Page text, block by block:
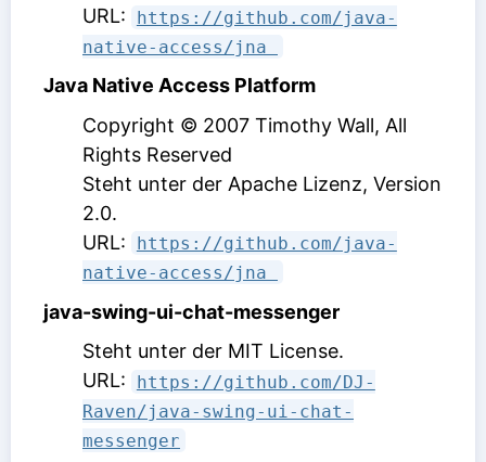
URL:
https://github.com/java-
native-access/jna
Java Native Access Platform
Copyright © 2007 Timothy Wall, All
Rights Reserved
Steht unter der Apache Lizenz, Version
2.0.
URL:
https://github.com/java-
native-access/jna
java-swing-ui-chat-messenger
Steht unter der MIT License.
URL:
https://github.com/DJ-
Raven/java-swing-ui-chat-
messenger